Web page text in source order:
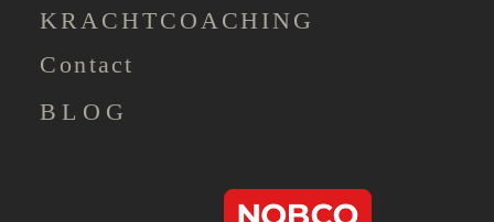
BLOG
KRACHTCOACHING
Contact